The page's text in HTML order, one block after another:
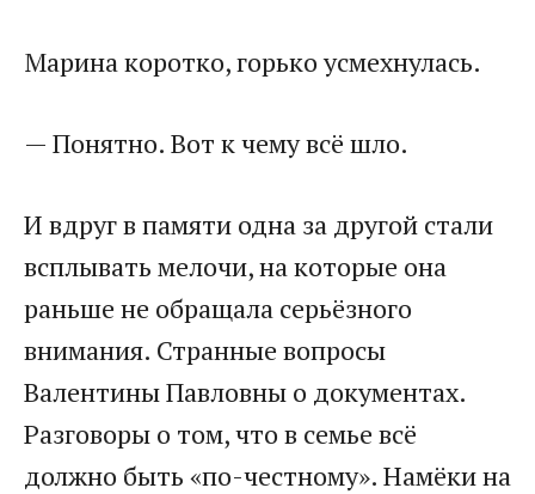
Марина коротко, горько усмехнулась.
— Понятно. Вот к чему всё шло.
И вдруг в памяти одна за другой стали
всплывать мелочи, на которые она
раньше не обращала серьёзного
внимания. Странные вопросы
Валентины Павловны о документах.
Разговоры о том, что в семье всё
должно быть «по-честному». Намёки на